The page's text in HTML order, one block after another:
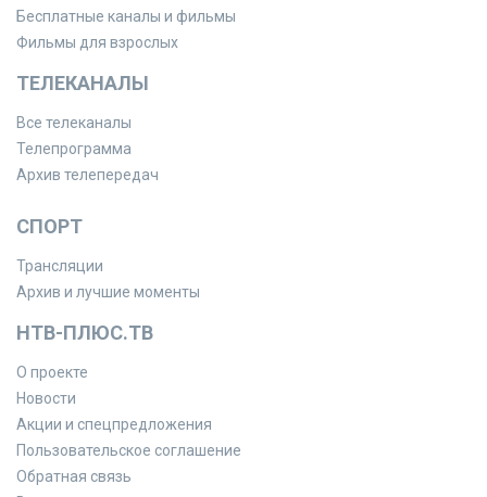
Бесплатные каналы и фильмы
Фильмы для взрослых
ТЕЛЕКАНАЛЫ
Все телеканалы
Телепрограмма
Архив телепередач
СПОРТ
Трансляции
Архив и лучшие моменты
НТВ-ПЛЮС.ТВ
О проекте
Новости
Акции и спецпредложения
Пользовательское соглашение
Обратная связь